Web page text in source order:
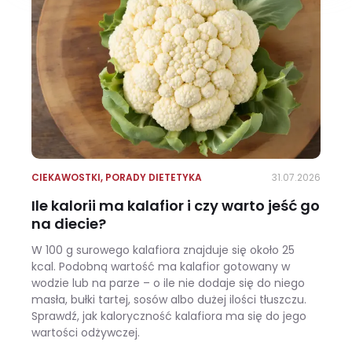
CIEKAWOSTKI, PORADY DIETETYKA 31.07.2026
Ile kalorii ma kalafior i czy warto jeść go
na diecie?
W 100 g surowego kalafiora znajduje się około 25
kcal. Podobną wartość ma kalafior gotowany w
wodzie lub na parze – o ile nie dodaje się do niego
masła, bułki tartej, sosów albo dużej ilości tłuszczu.
Sprawdź, jak kaloryczność kalafiora ma się do jego
wartości odżywczej.